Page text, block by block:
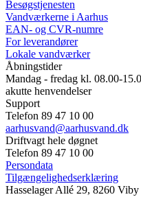
Besøgstjenesten
Vandværkerne i Aarhus
EAN- og CVR-numre
For leverandører
Lokale vandværker
Åbningstider
Mandag - fredag kl. 08.00-
akutte henvendelser
Support
Telefon 89 47 10 00
aarhusvand@aarhusvand.dk
Driftvagt hele døgnet
Telefon 89 47 10 00
Persondata
Tilgængelighedserklæring
Hasselager Allé 29, 8260 Viby